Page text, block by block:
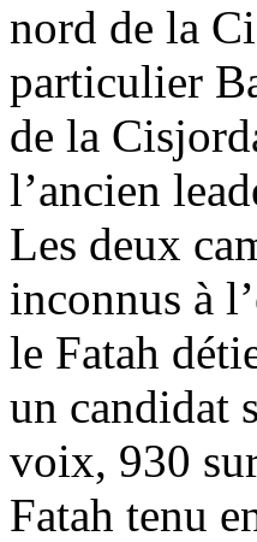
nord de la
particulier
de la
l’ancien
Les deux
inconnus à
le Fatah
un candidat
voix, 930
Fatah tenu